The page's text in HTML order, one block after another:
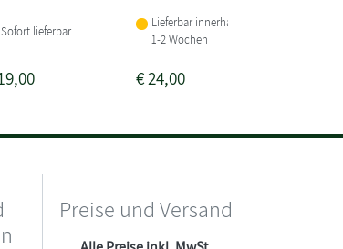
Sofort lieferbar
Lieferbar innerhalb von
1-2 Wochen
€24,00
Preise und Versand